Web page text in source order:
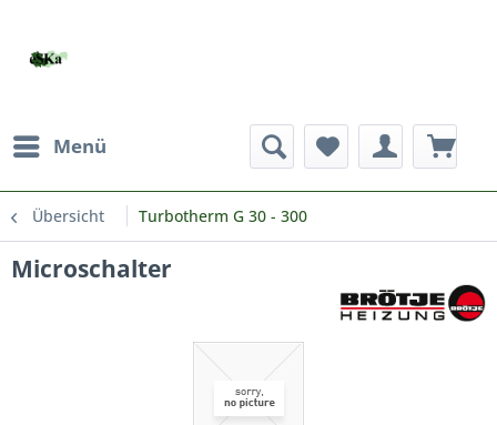
Menü
Übersicht Turbotherm G 30 - 300
Microschalter